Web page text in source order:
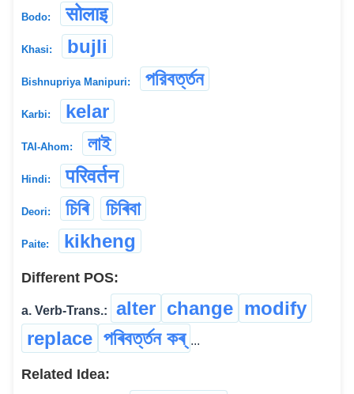
Bodo: सोलाइ
Khasi: bujli
Bishnupriya Manipuri: পরিবর্ত্তন
Karbi: kelar
TAI-Ahom: লাই
Hindi: परिवर्तन
Deori: চিৰি চিৰিবা
Paite: kikheng
Different POS:
a. Verb-Trans.: alter change modify
replace পৰিবৰ্ত্তন কৰ্ ...
Related Idea: